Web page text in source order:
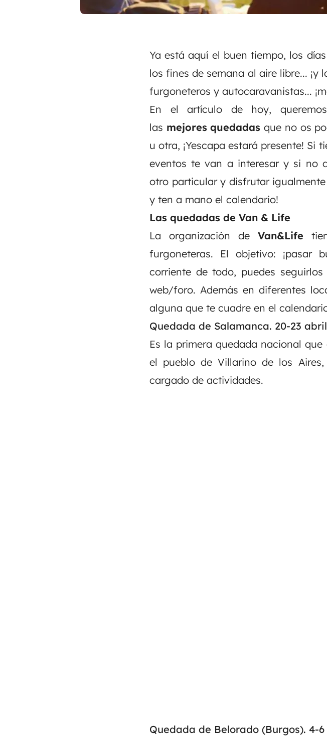
Ya está aquí el buen tiempo, los
los fines de semana al aire libre... ¡y
furgoneteros y autocaravanistas...
En el artículo de hoy,
las mejores quedadas que no os
u otra, ¡Yescapa estará presente! Si
eventos te van a interesar y si no
otro particulary disfrutar igualmente
y ten a mano el calendario!
Las quedadas de Van & Life
La organización de Van&Life
furgoneteras. El objetivo: ¡pasar
corriente de todo, puedes seguirlos
web/foro. Además en diferentes
alguna que te cuadre en el
Quedada de Salamanca. 20-23
Es la primera quedada nacional que
el pueblo de Villarino de los
cargado de actividades.
Quedada de Belorado (Burgos). 4-6